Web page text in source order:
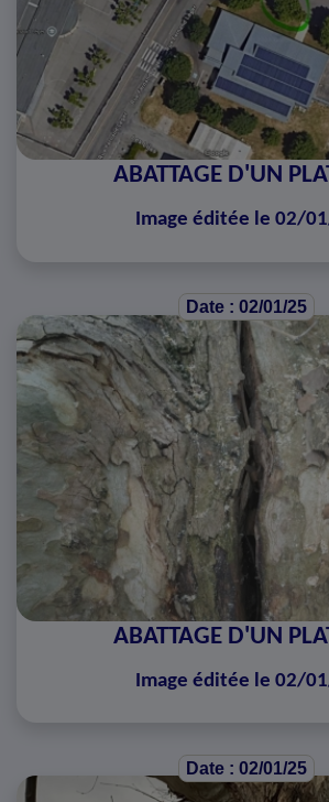
ABATTAGE D'UN
Image éditée le 02/
Date : 02/01/25
ABATTAGE D'UN
Image éditée le 02/
Date : 02/01/25